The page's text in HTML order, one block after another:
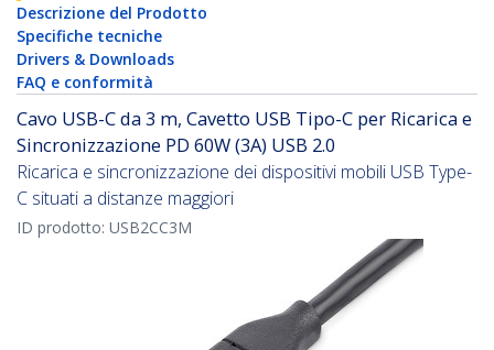
Descrizione del Prodotto
Specifiche tecniche
Drivers & Downloads
FAQ e conformità
Cavo USB-C da 3 m, Cavetto USB Tipo-C per Ricarica e
Sincronizzazione PD 60W (3A) USB 2.0
Ricarica e sincronizzazione dei dispositivi mobili USB Type-
C situati a distanze maggiori
ID prodotto: USB2CC3M